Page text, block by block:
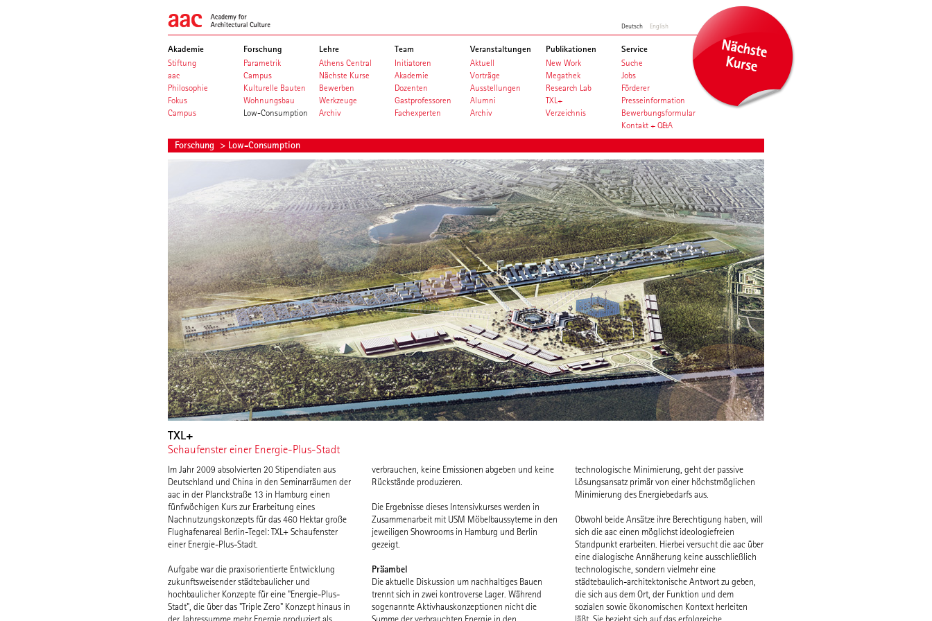
Deutsch English
Akademie
Stiftung
aac
Philosophie
Fokus
Campus
Forschung
Parametrik
Campus
Kulturelle Bauten
Wohnungsbau
Low-Consumption
Lehre
Athens Central
Nächste Kurse
Bewerben
Werkzeuge
Archiv
Team
Initiatoren
Akademie
Dozenten
Gastprofessoren
Fachexperten
Veranstaltungen
Aktuell
Vorträge
Ausstellungen
Alumni
Archiv
Publikationen
New Work
Megathek
Research Lab
TXL+
Verzeichnis
Service
Suche
Jobs
Förderer
Presseinformation
Bewerbungsformular
Kontakt + Q&A
Forschung > Low-Consumption
TXL+
Schaufenster einer Energie-Plus-Stadt
Im Jahr 2009 absolvierten 20 Stipendiaten aus
Deutschland und China in den Seminarräumen der
aac in der Planckstraße 13 in Hamburg einen
fünfwöchigen Kurs zur Erarbeitung eines
Nachnutzungskonzepts für das 460 Hektar große
Flughafenareal Berlin-Tegel: TXL+ Schaufenster
einer Energie-Plus-Stadt.
Aufgabe war die praxisorientierte Entwicklung
zukunftsweisender städtebaulicher und
hochbaulicher Konzepte für eine "Energie-Plus-
Stadt", die über das "Triple Zero" Konzept hinaus in
verbrauchen, keine Emissionen abgeben und keine
Rückstände produzieren.
Die Ergebnisse dieses Intensivkurses werden in
Zusammenarbeit mit USM Möbelbaussyteme in den
jeweiligen Showrooms in Hamburg und Berlin
gezeigt.
Präambel
Die aktuelle Diskussion um nachhaltiges Bauen
trennt sich in zwei kontroverse Lager. Während
sogenannte Aktivhauskonzeptionen nicht die
technologische Minimierung, geht der passive
Lösungsansatz primär von einer höchstmöglichen
Minimierung des Energiebedarfs aus.
Obwohl beide Ansätze ihre Berechtigung haben, will
sich die aac einen möglichst ideologiefreien
Standpunkt erarbeiten. Hierbei versucht die aac über
eine dialogische Annäherung keine ausschließlich
technologische, sondern vielmehr eine
städtebaulich-architektonische Antwort zu geben,
die sich aus dem Ort, der Funktion und dem
sozialen sowie ökonomischen Kontext herleiten